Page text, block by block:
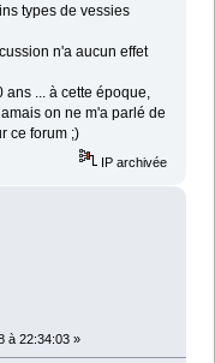
types de vessies
n'a aucun effet
... à cette époque,
on ne m'a parlé de
ce forum ;)
IP archivée
à 22:34:03 »